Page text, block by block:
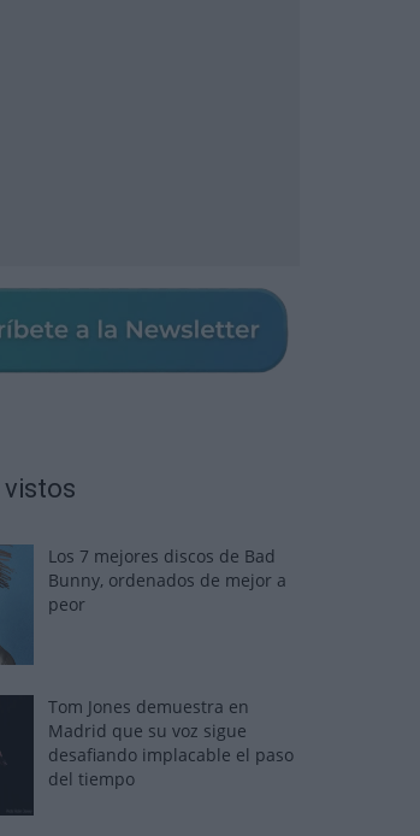
vistos
Los 7 mejores discos de Bad
Bunny, ordenados de mejor a
peor
Tom Jones demuestra en
Madrid que su voz sigue
desafiando implacable el paso
del tiempo